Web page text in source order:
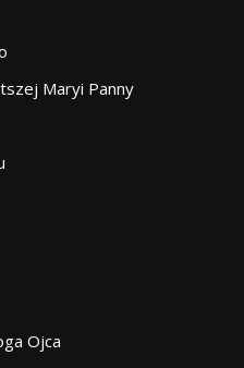
Maryi Panny
Ojca